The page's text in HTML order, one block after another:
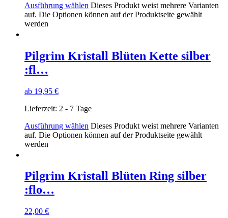
Ausführung wählen Dieses Produkt weist mehrere Varianten
auf. Die Optionen können auf der Produktseite gewählt
werden
Pilgrim Kristall Blüten Kette silber
:fl…
ab 19,95 €
Lieferzeit: 2 - 7 Tage
Ausführung wählen Dieses Produkt weist mehrere Varianten
auf. Die Optionen können auf der Produktseite gewählt
werden
Pilgrim Kristall Blüten Ring silber
:flo…
22,00 €